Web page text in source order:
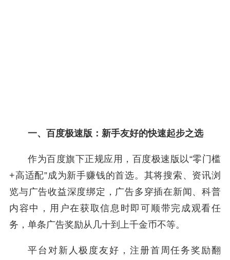
一、百度极速版：新手友好的快速起步之选
作为百度旗下正规应用，百度极速版以“零门槛
+高适配”成为新手赚钱的首选。其将搜索、资讯浏
览与广告收益深度绑定，广告多穿插在新闻、科普
内容中，用户在获取信息时即可顺带完成观看任
务，单条广告奖励从几十到上千金币不等。
平台对新人极度友好，注册首周任务奖励翻